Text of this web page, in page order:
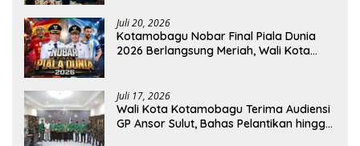
Juli 20, 2026
Kotamobagu Nobar Final Piala Dunia
2026 Berlangsung Meriah, Wali Kota
Juli 17, 2026
Wali Kota Kotamobagu Terima Audiensi
GP Ansor Sulut, Bahas Pelantikan hingga